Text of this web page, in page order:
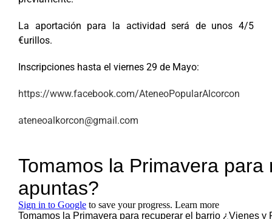
La aportación para la actividad será de unos 4/5
€urillos.
Inscripciones hasta el viernes 29 de Mayo:
https://www.facebook.com/AteneoPopularAlcorcon
ateneoalkorcon@gmail.com